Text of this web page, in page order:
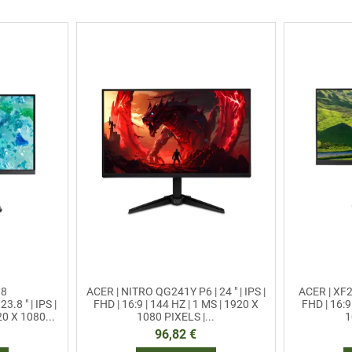
" | IPS |
X 1080...
ACER | NITRO QG241Y P6 | 24 " | IPS |
FHD | 16:9 | 144 HZ | 1 MS | 1920 X
1080 PIXELS |...
96,82 €
ACER |
FHD |